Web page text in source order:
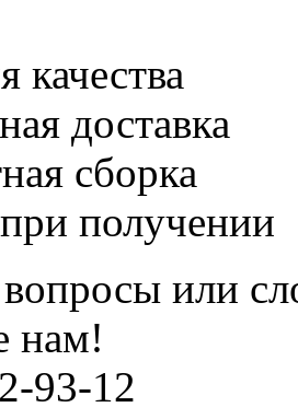
качества
доставка
сборка
получении
или
нам!
93-12